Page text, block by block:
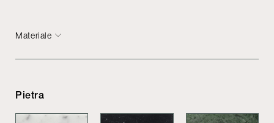
Materiale
Pietra